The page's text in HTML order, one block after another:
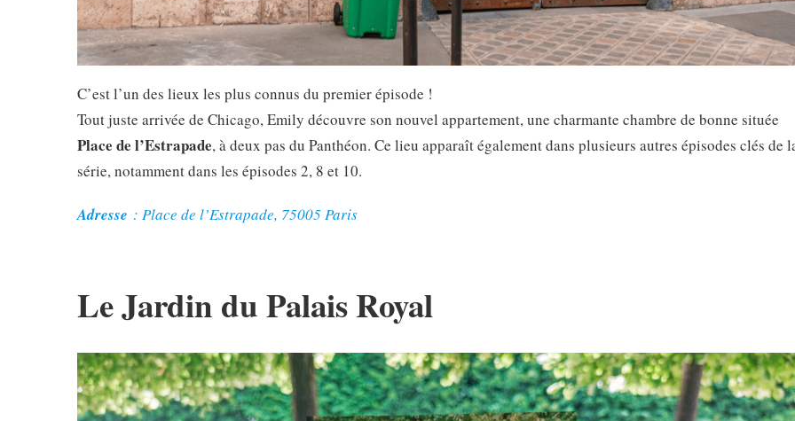
C’est l’un des lieux les plus connus du premier épisode !
Tout juste arrivée de Chicago, Emily découvre son nouvel appartement, une charmante chambre de bonne située
Place de l’Estrapade, à deux pas du Panthéon. Ce lieu apparaît également dans plusieurs autres épisodes clés de
série, notamment dans les épisodes 2, 8 et 10.
Adresse : Place de l’Estrapade, 75005 Paris
LeJardin du Palais Royal